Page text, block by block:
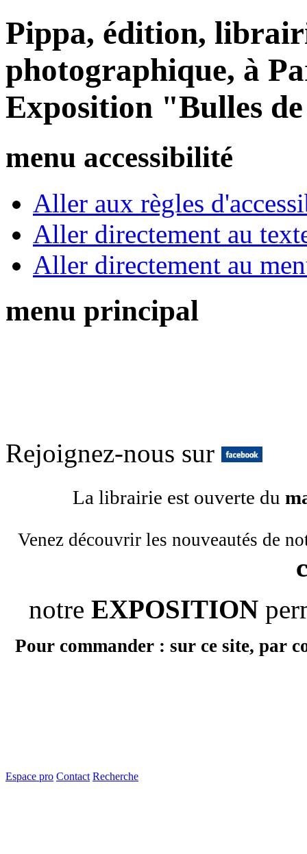
Pippa, édition,
photographique, à
Exposition "Bulles
menu accessibilité
Aller aux règles
Aller directement au
Aller directement au
menu principal
Rejoignez-nous sur
La librairie est ouverte du
Venez découvrir les nouveautés de
notre EXPOSITION
Pour commander : sur ce site, par
Espace pro Contact Recherche